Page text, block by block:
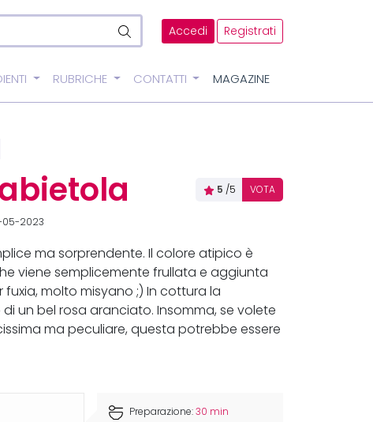
Accedi Registrati
RUBRICHE CONTATTI MAGAZINE
5 /5 VOTA
05-2023
ma sorprendente. Il colore atipico è
viene semplicemente frullata e aggiunta
molto misyano ;) In cottura la
un bel rosa aranciato. Insomma, se volete
ma peculiare, questa potrebbe essere
Preparazione:30 min